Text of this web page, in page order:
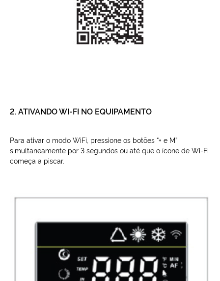
2. ATIVANDO WI-FI NO EQUIPAMENTO
Para ativar o modo WiFi, pressione os botões “+ e M”
simultaneamente por 3 segundos ou até que o ícone de Wi-Fi
começa a piscar.